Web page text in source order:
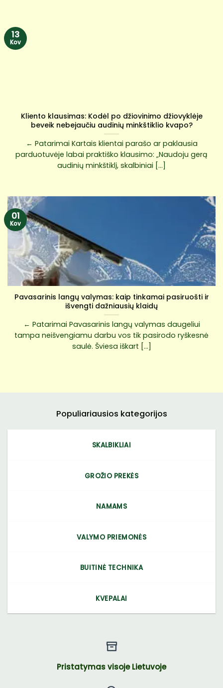
Kliento klausimas: Kodėl po džiovinimo džiovyklėje
beveik nebejaučiu audinių minkštiklio kvapo?
← Patarimai Kartais klientai parašo ar paklausia
parduotuvėje labai praktiško klausimo: „Naudoju gerą
audinių minkštiklį, skalbiniai [...]
13
Kov
Pavasarinis langų valymas: kaip tinkamai pasiruošti ir
išvengti dažniausių klaidų
← Patarimai Pavasarinis langų valymas daugeliui
tampa neišvengiamu darbu vos tik pasirodo ryškesnė
saulė. Šviesa iškart [...]
01
Kov
Populiariausios kategorijos
SKALBIKLIAI
GROŽIO PREKĖS
NAMAMS
VALYMO PRIEMONĖS
BUITINĖ TECHNIKA
KVEPALAI
Pristatymas visoje Lietuvoje